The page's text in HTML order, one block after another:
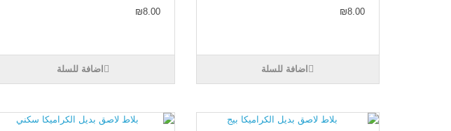
₪8.00
اضافة للسلة
₪8.00
اضافة للسلة